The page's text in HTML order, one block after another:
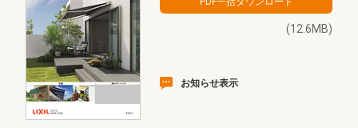
(12.6MB)
お知らせ表示